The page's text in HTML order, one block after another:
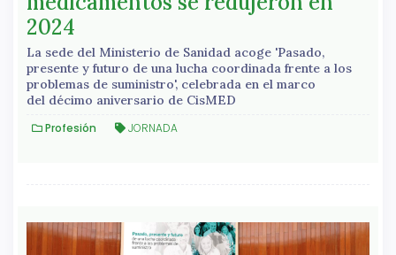
2024
La sede del Ministerio de Sanidad acoge 'Pasado,
presente y futuro de una lucha coordinada frente a los
problemas de suministro', celebrada en el marco
del décimo aniversario de CisMED
Profesión JORNADA